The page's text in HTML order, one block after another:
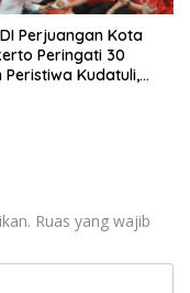
Perjuangan Kota
Peringati 30
Peristiwa Kudatuli,
Ruas yang wajib